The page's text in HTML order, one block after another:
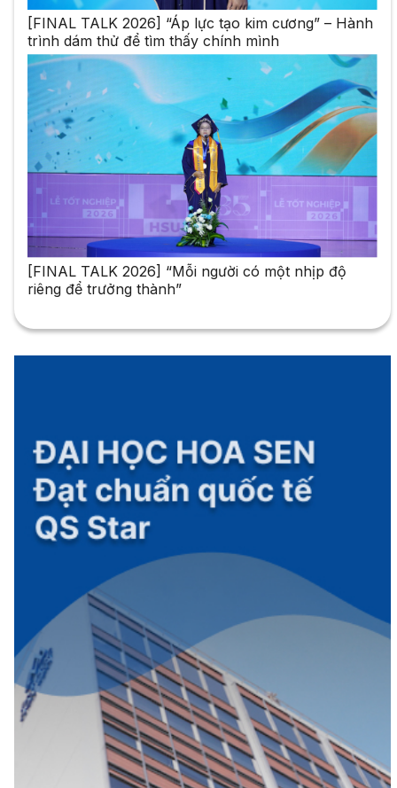
[FINAL TALK 2026] “Áp lực tạo kim cương” – Hành
trình dám thử để tìm thấy chính mình
[FINAL TALK 2026] “Mỗi người có một nhịp độ
riêng để trưởng thành”